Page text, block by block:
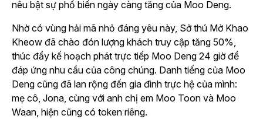
nêu bật sự phổ biến ngày càng tăng của Moo Deng.
Nhờ có vùng hải mã nhỏ đáng yêu này, Sở thú Mở Khao
Kheow đã chào đón lượng khách truy cập tăng 50%,
thúc đẩy kế hoạch phát trực tiếp Moo Deng 24 giờ để
đáp ứng nhu cầu của công chúng. Danh tiếng của Moo
Deng cũng đã lan rộng đến gia đình trực hệ của mình:
mẹ cô, Jona, cùng với anh chị em Moo Toon và Moo
Waan, hiện cũng có token riêng.